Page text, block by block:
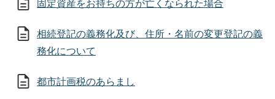
固定資産をお持ちの方が亡くなられた場合
相続登記の義務化及び、住所・名前の変更登記の義
務化について
都市計画税のあらまし